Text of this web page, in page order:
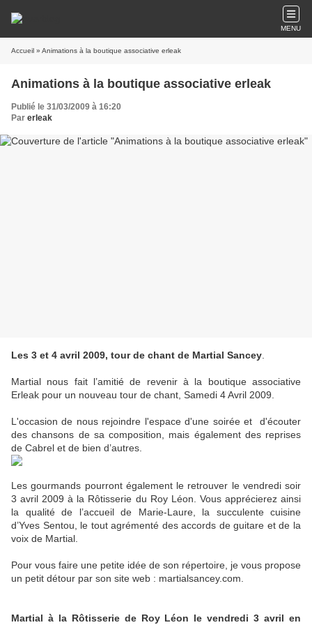
MENU
Accueil » Animations à la boutique associative erleak
Animations à la boutique associative erleak
Publié le 31/03/2009 à 16:20
Par erleak
Les 3 et 4 avril 2009, tour de chant de Martial Sancey
Martial nous fait l’amitié de revenir à la boutique associative
Erleak pour un nouveau tour de chant, Samedi 4 Avril 2009.
L'occasion de nous rejoindre l'espace d'une soirée et d'écouter
des chansons de sa composition, mais également des reprises
de Cabrel et de bien d’autres.
Les gourmands pourront également le retrouver le vendredi soir
3 avril 2009 à la Rôtisserie du Roy Léon. Vous apprécierez ainsi
la qualité de l’accueil de Marie-Laure, la succulente cuisine
d’Yves Sentou, le tout agrémenté des accords de guitare et de la
voix de Martial.
Pour vous faire une petite idée de son répertoire, je vous propose
un petit détour par son site web : martialsancey.com.
Martial à la Rôtisserie de Roy Léon le vendredi 3 avril en